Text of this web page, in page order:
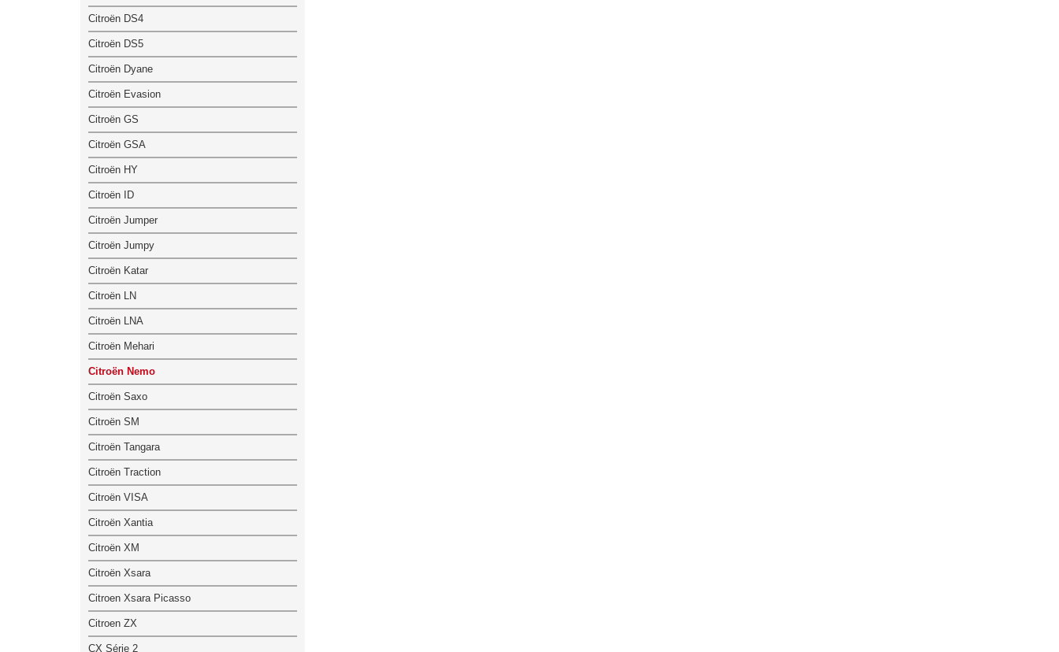
Citroën DS4
Citroën DS5
Citroën Dyane
Citroën Evasion
Citroën GS
Citroën GSA
Citroën HY
Citroën ID
Citroën Jumper
Citroën Jumpy
Citroën Katar
Citroën LN
Citroën LNA
Citroën Mehari
Citroën Nemo
Citroën Saxo
Citroën SM
Citroën Tangara
Citroën Traction
Citroën VISA
Citroën Xantia
Citroën XM
Citroën Xsara
Citroen Xsara Picasso
Citroen ZX
CX Série 2